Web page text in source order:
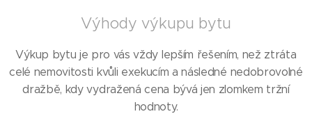
Výhody výkupu bytu
Výkup bytu je pro vás vždy lepším řešením, než ztráta
celé nemovitosti kvůli exekucím a následné nedobrovolné
dražbě, kdy vydražená cena bývá jen zlomkem tržní
hodnoty.